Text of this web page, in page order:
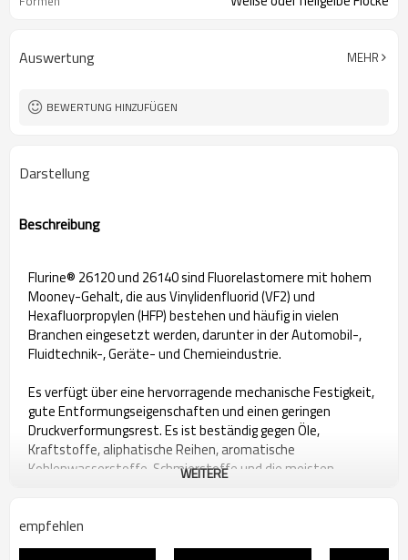
Auswertung MEHR
BEWERTUNG HINZUFÜGEN
Darstellung
Beschreibung
Flurine® 26120 und 26140 sind Fluorelastomere mit hohem
Mooney-Gehalt, die aus Vinylidenfluorid (VF2) und
Hexafluorpropylen (HFP) bestehen und häufig in vielen
Branchen eingesetzt werden, darunter in der Automobil-,
Fluidtechnik-, Geräte- und Chemieindustrie.
Es verfügt über eine hervorragende mechanische Festigkeit,
gute Entformungseigenschaften und einen geringen
Druckverformungsrest. Es ist beständig gegen Öle,
Kraftstoffe, aliphatische Reihen, aromatische
Kohlenwasserstoffe, Schmierstoffe und die meisten
Technische Spezifikationen
WEITERE
empfehlen